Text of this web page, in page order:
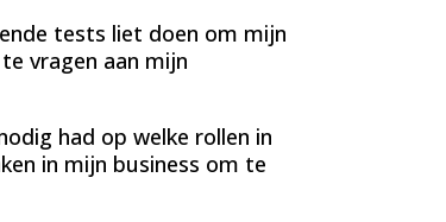
tests liet doen om mijn
vragen aan mijn
had op welke rollen in
in mijn business om te